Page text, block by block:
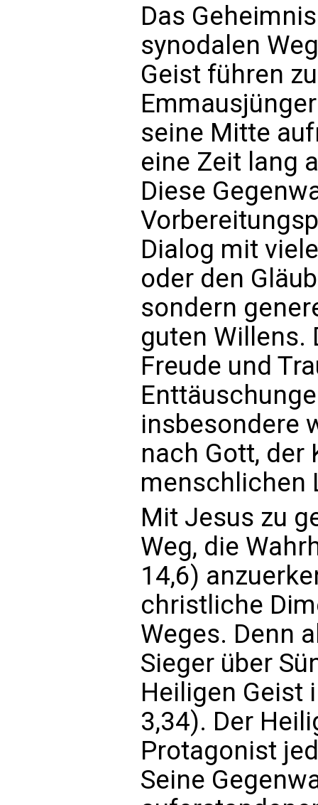
Das
synodalen
Geist führen
seine Mitte
eine Zeit lang
Diese
Dialog mit
oder den
sondern
guten Willens.
Freude und
insbesondere
nach Gott, der
menschlichen
Mit Jesus zu
Weg, die
14,6)
christliche
Weges. Denn
Sieger über
Heiligen Geist
3,34). Der
Protagonist
Seine